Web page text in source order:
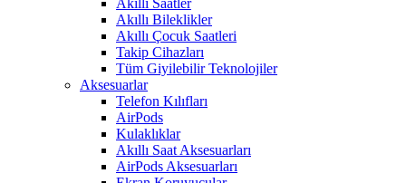
Akıllı Saatler
Akıllı Bileklikler
Akıllı Çocuk Saatleri
Takip Cihazları
Tüm Giyilebilir Teknolojiler
Aksesuarlar
Telefon Kılıfları
AirPods
Kulaklıklar
Akıllı Saat Aksesuarları
AirPods Aksesuarları